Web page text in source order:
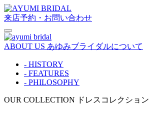
来店予約・お問い合わせ
ABOUT US あゆみブライダルについて
- HISTORY
- FEATURES
- PHILOSOPHY
OUR COLLECTION ドレスコレクション